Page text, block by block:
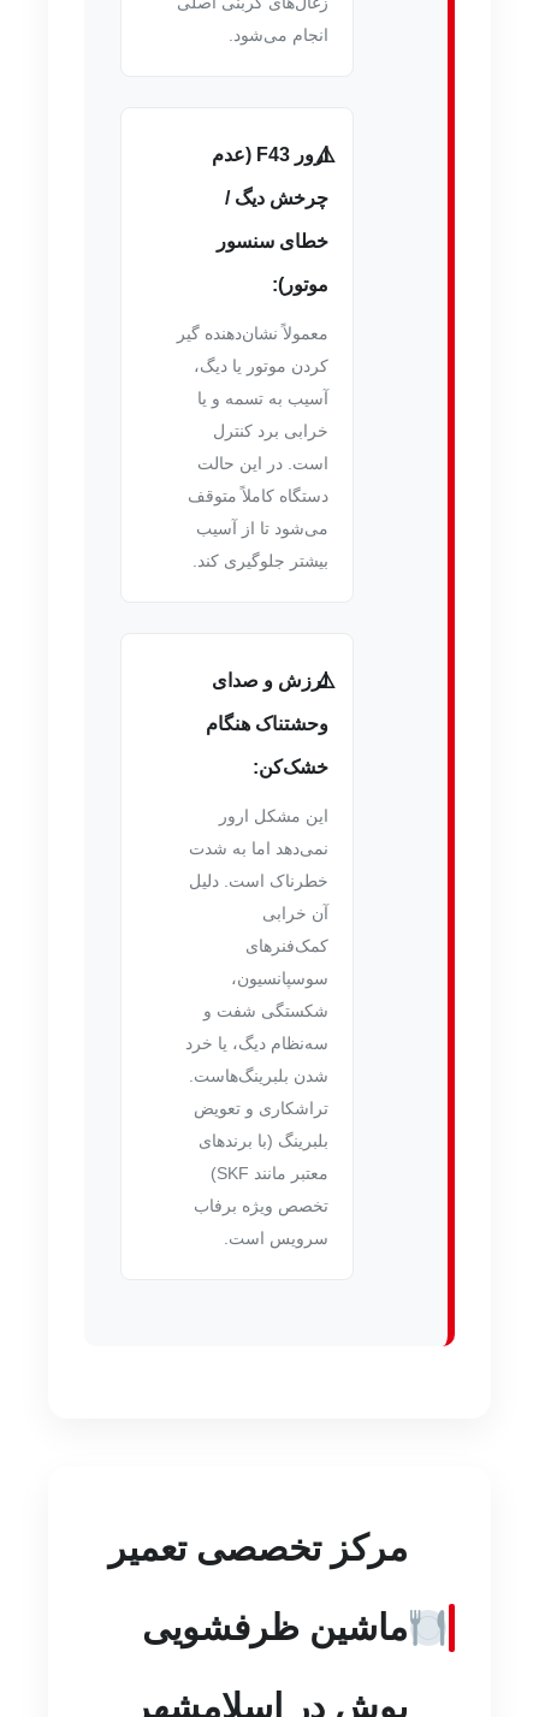
انجام می‌شود.
ارور F43 (عدم
چرخش دیگ /
خطای سنسور
موتور):
معمولاً نشان‌دهنده گیر
کردن موتور یا دیگ،
آسیب به تسمه و یا
خرابی برد کنترل
است. در این حالت
دستگاه کاملاً متوقف
می‌شود تا از آسیب
بیشتر جلوگیری کند.
لرزش و صدای
وحشتناک هنگام
خشک‌کن:
این مشکل ارور
نمی‌دهد اما به شدت
خطرناک است. دلیل
آن خرابی
کمک‌فنرهای
سوسپانسیون،
شکستگی شفت و
سه‌نظام دیگ، یا خرد
شدن بلبرینگ‌هاست.
تراشکاری و تعویض
بلبرینگ (با برندهای
معتبر مانند SKF)
تخصص ویژه برفاب
سرویس است.
مرکز تخصصی تعمیر
ماشین ظرفشویی
بوش در اسلامشهر